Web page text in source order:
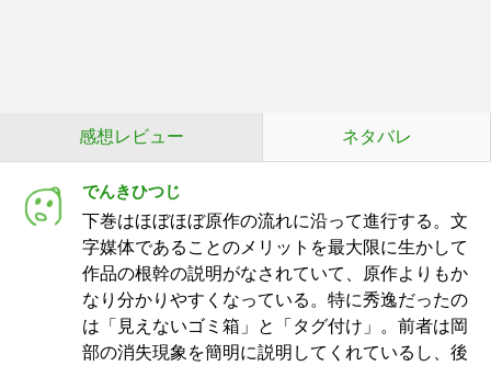
感想レビュー ネタバレ
でんきひつじ
下巻はほぼほぼ原作の流れに沿って進行する。文
字媒体であることのメリットを最大限に生かして
作品の根幹の説明がなされていて、原作よりもか
なり分かりやすくなっている。特に秀逸だったの
は「見えないゴミ箱」と「タグ付け」。前者は岡
部の消失現象を簡明に説明してくれているし、後